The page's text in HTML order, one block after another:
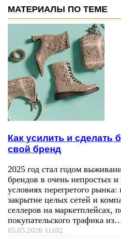
МАТЕРИАЛЫ ПО ТЕМЕ
Как усилить и сделать
свой бренд
2025 год стал годом
брендов в очень непростых
условиях перегретого
закрытие целых сетей и
селлеров на маркетплейсах,
покупательского трафика
05.05.2026 11102